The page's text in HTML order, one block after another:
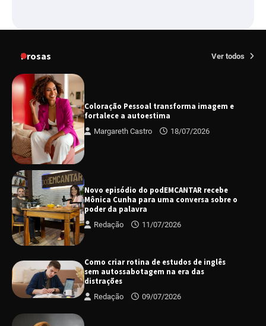
Prosas Ver todos
Coloração Pessoal transforma imagem e
fortalece a autoestima
Margareth Castro 18/07/2026
Novo episódio do podEMCANTAR recebe
Mônica Cunha para uma conversa sobre o
poder da palavra
Redação 11/07/2026
Como criar rotina de estudos de inglês
sem autossabotagem na era das
distrações
Redação 09/07/2026